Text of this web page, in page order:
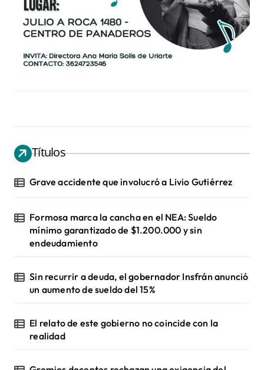
Títulos
Grave accidente que involucró a Livio Gutiérrez
Formosa marca la cancha en el NEA: Sueldo
mínimo garantizado de $1.200.000 y sin
endeudamiento
Sin recurrir a deuda, el gobernador Insfrán anunció
un aumento de sueldo del 15%
El relato de este gobierno no coincide con la
realidad